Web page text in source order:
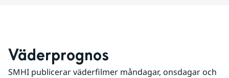
Väderprognos
SMHI publicerar väderfilmer måndagar, onsdagar och